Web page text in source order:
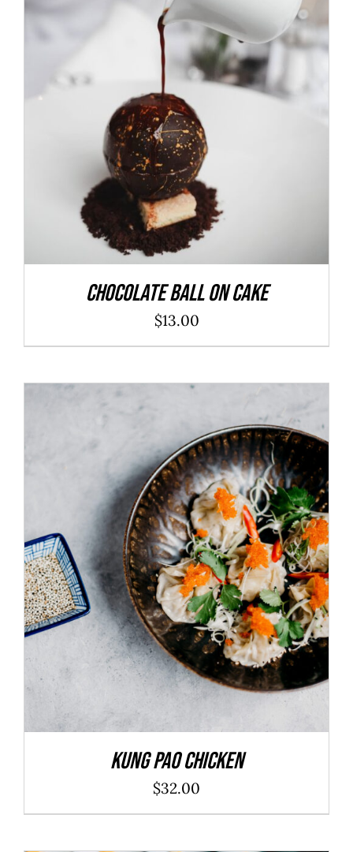
ADD TO CART DÉTAILS
Chocolate Ball On Cake
$13.00
ADD TO CART / DÉTAILS
Kung Pao Chicken
$32.00